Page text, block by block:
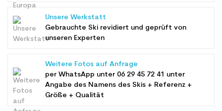
Unsere Werkstatt
Gebrauchte Ski revidiert und geprüft von
unseren Experten
Weitere Fotos auf Anfrage
per WhatsApp unter 06 29 45 72 41 unter
Angabe des Namens des Skis + Referenz +
Größe + Qualität